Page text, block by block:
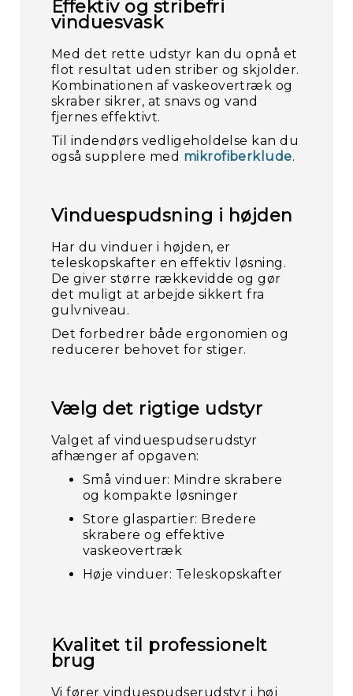
Effektiv og stribefri
vinduesvask
Med det rette udstyr kan du opnå et
flot resultat uden striber og skjolder.
Kombinationen af vaskeovertræk og
skraber sikrer, at snavs og vand
fjernes effektivt.
Til indendørs vedligeholdelse kan du
også supplere med mikrofiberklude.
Vinduespudsning i højden
Har du vinduer i højden, er
teleskopskafter en effektiv løsning.
De giver større rækkevidde og gør
det muligt at arbejde sikkert fra
gulvniveau.
Det forbedrer både ergonomien og
reducerer behovet for stiger.
Vælg det rigtige udstyr
Valget af vinduespudserudstyr
afhænger af opgaven:
Små vinduer: Mindre skrabere
og kompakte løsninger
Store glaspartier: Bredere
skrabere og effektive
vaskeovertræk
Høje vinduer: Teleskopskafter
Kvalitet til professionelt
brug
Vi fører vinduespudserudstyr i høj